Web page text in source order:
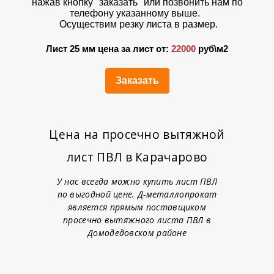
нажав кнопку "заказать" или позвонить нам по
телефону указанному выше.
Осуществим резку листа в размер.
Лист 25 мм цена за лист от: 22000 руб\м2
Заказать
Цена на просечно вытяжной
лист ПВЛ в Карачарово
У нас всегда можно купить лист ПВЛ
по выгодной цене. Д-металлопрокат
является прямым поставщиком
просечно вытяжного листа ПВЛ в
Домодедовском районе